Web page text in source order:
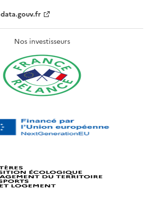
data.gouv.fr
Nos investisseurs